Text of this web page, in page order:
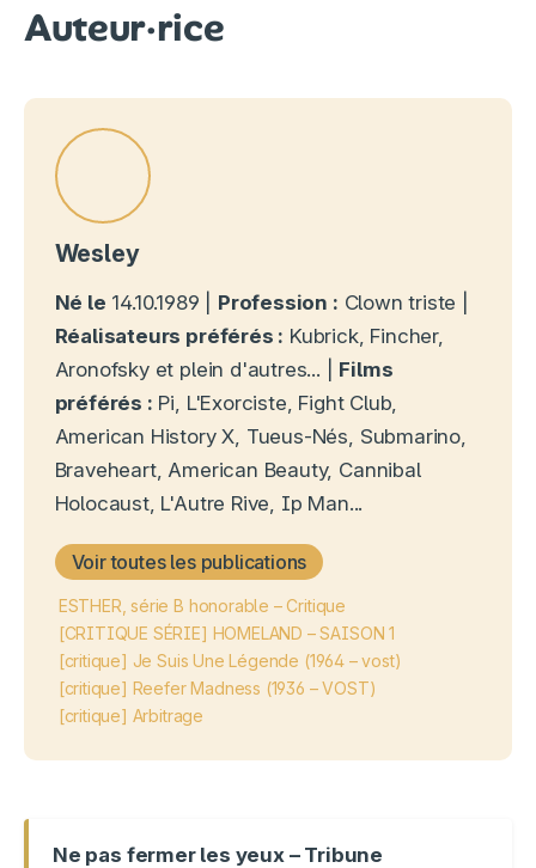
Auteur·rice
Wesley
Né le 14.10.1989 | Profession : Clown triste |
Réalisateurs préférés : Kubrick, Fincher,
Aronofsky et plein d'autres... | Films
préférés : Pi, L'Exorciste, Fight Club,
American History X, Tueus-Nés, Submarino,
Braveheart, American Beauty, Cannibal
Holocaust, L'Autre Rive, Ip Man...
Voir toutes les publications
ESTHER, série B honorable – Critique
[CRITIQUE SÉRIE] HOMELAND – SAISON 1
[critique] Je Suis Une Légende (1964 – vost)
[critique] Reefer Madness (1936 – VOST)
[critique] Arbitrage
Ne pas fermer les yeux – Tribune